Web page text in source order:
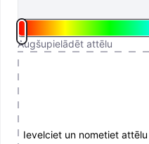
Augšupielādēt attēlu
Ievelciet un nometiet